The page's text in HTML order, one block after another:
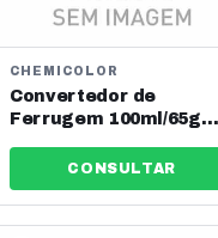
CHEMICOLOR
Convertedor de
Ferrugem 100ml/65g
CONSULTAR